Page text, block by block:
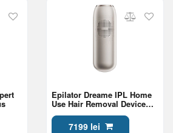
Epilator Dreame IPL Home
Use Hair Removal Device
Nova,Gold
7199 lei